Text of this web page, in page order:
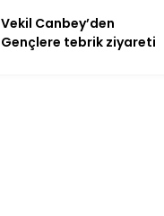
Vekil Canbey’den
Gençlere tebrik ziyareti